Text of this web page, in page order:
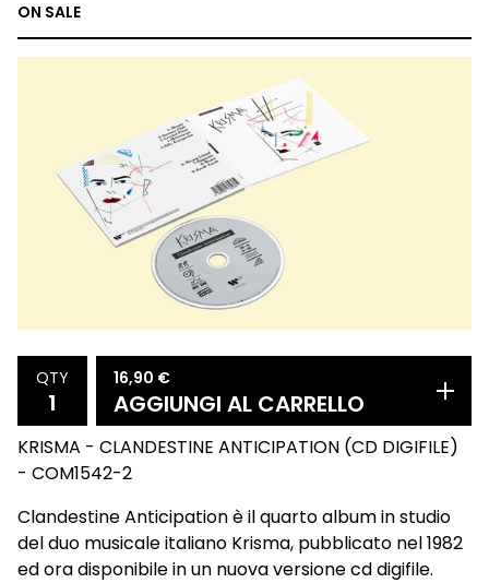
ON SALE
QTY 16,90 €
AGGIUNGI AL CARRELLO
KRISMA - CLANDESTINE ANTICIPATION (CD DIGIFILE)
- COM1542-2
Clandestine Anticipation è il quarto album in studio
del duo musicale italiano Krisma, pubblicato nel 1982
ed ora disponibile in un nuova versione cd digifile.